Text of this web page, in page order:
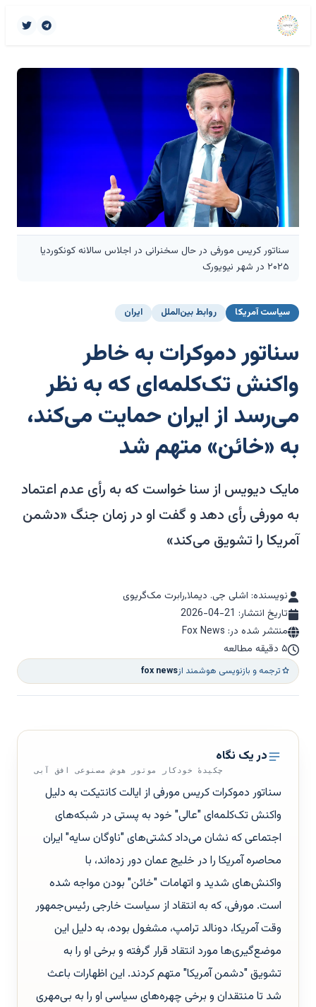
سناتور کریس مورفی در حال سخنرانی در اجلاس سالانه کونکوردیا
۲۰۲۵ در شهر نیویورک
سیاست آمریکا روابط بین‌الملل ایران
سناتور دموکرات به خاطر
واکنش تک‌کلمه‌ای که به نظر
می‌رسد از ایران حمایت می‌کند،
به «خائن» متهم شد
مایک دیویس از سنا خواست که به رأی عدم اعتماد
به مورفی رأی دهد و گفت او در زمان جنگ «دشمن
آمریکا را تشویق می‌کند»
نویسنده: اشلی جی. دیملا,رابرت مک‌گریوی
تاریخ انتشار: 2026-04-21
منتشر شده در: Fox News
۵ دقیقه مطالعه
ترجمه و بازنویسی هوشمند ازfox news
در یک نگاه
چکیدهٔ خودکار موتور هوش مصنوعی افق آبی
سناتور دموکرات کریس مورفی از ایالت کانتیکت به دلیل
واکنش تک‌کلمه‌ای "عالی" خود به پستی در شبکه‌های
اجتماعی که نشان می‌داد کشتی‌های "ناوگان سایه" ایران
محاصره آمریکا را در خلیج عمان دور زده‌اند، با
واکنش‌های شدید و اتهامات "خائن" بودن مواجه شده
است. مورفی، که به انتقاد از سیاست خارجی رئیس‌جمهور
وقت آمریکا، دونالد ترامپ، مشغول بوده، به دلیل این
موضع‌گیری‌ها مورد انتقاد قرار گرفته و برخی او را به
تشویق "دشمن آمریکا" متهم کردند. این اظهارات باعث
شد تا منتقدان و برخی چهره‌های سیاسی او را به بی‌مهری